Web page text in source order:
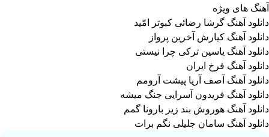
آهنگ های ویژه
دانلود آهنگ گرشا رضائی کبوتر امّید
دانلود آهنگ کیارش آخرین پرواز
دانلود آهنگ یاسین ترکی چرا نیستی
دانلود آهنگ فرخ ایران
دانلود آهنگ آصف آریا پیشت آرومم
دانلود آهنگ فریدون آسرایی جنگ میشه
دانلود آهنگ هوروش بند زیر بارونا گمم
دانلود آهنگ سامان جلیلی نگم برات